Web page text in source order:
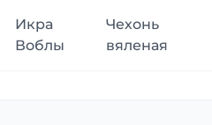
Икра
Воблы
Чехонь
вяленая